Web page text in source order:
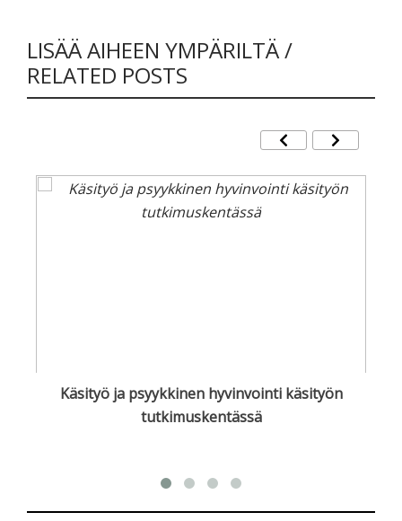
LISÄÄ AIHEEN YMPÄRILTÄ /
RELATED POSTS
Käsityö ja psyykkinen hyvinvointi käsityön
tutkimuskentässä